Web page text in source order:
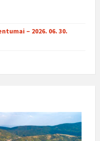
– 2026. 06. 30.